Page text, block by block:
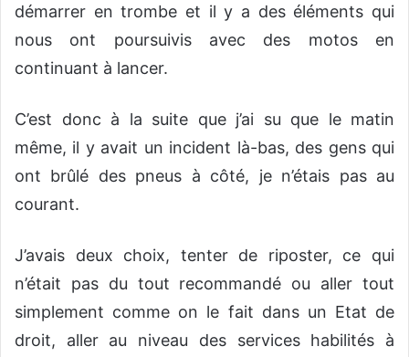
démarrer en trombe et il y a des éléments qui
nous ont poursuivis avec des motos en
continuant à lancer.
C’est donc à la suite que j’ai su que le matin
même, il y avait un incident là-bas, des gens qui
ont brûlé des pneus à côté, je n’étais pas au
courant.
J’avais deux choix, tenter de riposter, ce qui
n’était pas du tout recommandé ou aller tout
simplement comme on le fait dans un Etat de
droit, aller au niveau des services habilités à